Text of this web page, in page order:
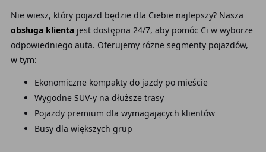
Nie wiesz, który pojazd będzie dla Ciebie najlepszy? Nasza
obsługa klientajest dostępna 24/7, aby pomóc Ci w wyborze
odpowiedniego auta. Oferujemy różne segmenty pojazdów,
w tym:
Ekonomiczne kompakty do jazdy po mieście
Wygodne SUV-y na dłuższe trasy
Pojazdy premium dla wymagających klientów
Busy dla większych grup